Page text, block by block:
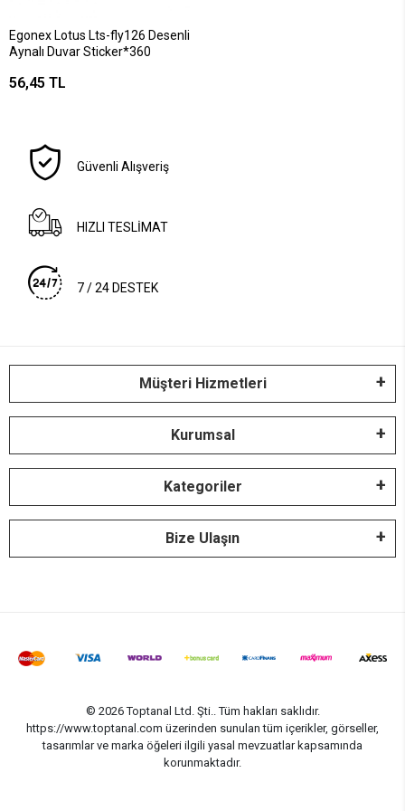
Egonex Lotus Lts-fly126 Desenli
Aynalı Duvar Sticker*360
56,45 TL
Güvenli Alışveriş
HIZLI TESLİMAT
7 / 24 DESTEK
Müşteri Hizmetleri
Kurumsal
Kategoriler
Bize Ulaşın
© 2026 Toptanal Ltd. Şti.. Tüm hakları saklıdır.
https://www.toptanal.com üzerinden sunulan tüm içerikler, görseller,
tasarımlar ve marka öğeleri ilgili yasal mevzuatlar kapsamında
korunmaktadır.